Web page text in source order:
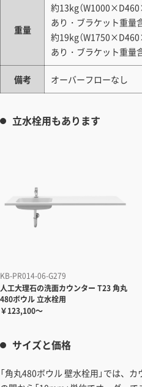
重量
約13kg（
あり・ブラケット重量
約19kg（
あり・ブラケット重量
備考 オーバーフローなし
立水栓用もあります
KB-PR014-06-G279
人工大理石の洗面カウンター T23 角丸
480ボウル 立水栓用
￥123,100～
サイズと価格
「角丸480ボウル 壁水栓用」では、